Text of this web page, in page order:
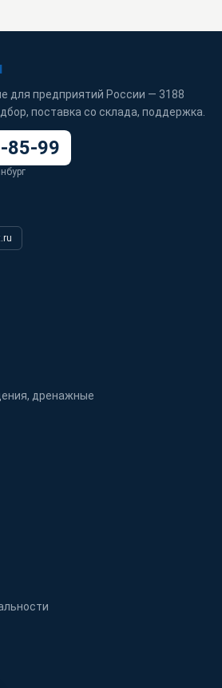
для предприятий России — 3188
поставка со склада, поддержка.
85-99
дренажные